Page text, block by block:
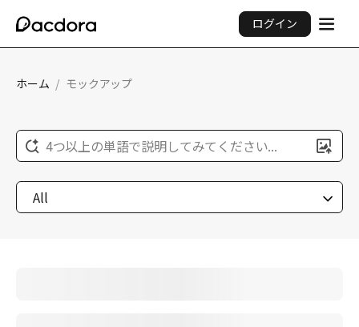
ログイン
ホーム / モックアップ
4つ以上の単語で説明してみてください...
All